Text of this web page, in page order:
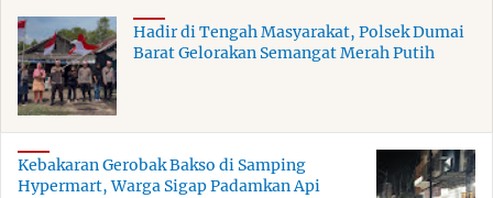
Hadir di Tengah Masyarakat, Polsek Dumai
Barat Gelorakan Semangat Merah Putih
Kebakaran Gerobak Bakso di Samping
Hypermart, Warga Sigap Padamkan Api